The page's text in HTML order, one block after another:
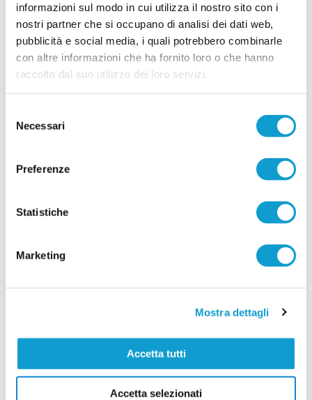
informazioni sul modo in cui utilizza il nostro sito con i
nostri partner che si occupano di analisi dei dati web,
pubblicità e social media, i quali potrebbero combinarle
con altre informazioni che ha fornito loro o che hanno
raccolto dal suo utilizzo dei loro servizi.
delNecessari
Preferenze
Statistiche
Marketing
Mostra dettagli
Accetta tutti
Accetta selezionati
stagione. Il direttore sportivo Giancarlo Tateo ha
costruito una rosa che unisce giovani di
prospettiva ed elemen
... leggi
15/07/2026
VILLA MUSONE molto attivo sul mercato: le
ultime novità
rosa in vista della stagione 2026-2027, puntando
sulla continuità del gruppo e su alcuni innesti
Vai all'edizione provinciale